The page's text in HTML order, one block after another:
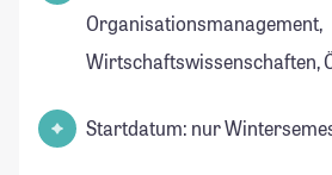
Organisationsmanagement,
Wirtschaftswissenschaften,
Startdatum: nur